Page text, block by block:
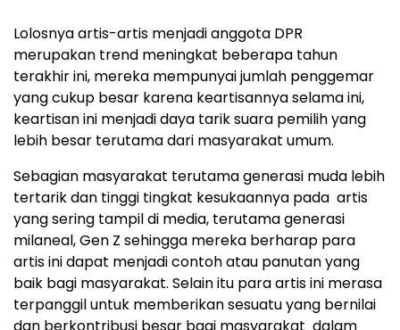
Lolosnya artis-artis menjadi anggota DPR
merupakan trend meningkat beberapa tahun
terakhir ini, mereka mempunyai jumlah penggemar
yang cukup besar karena keartisannya selama ini,
keartisan ini menjadi daya tarik suara pemilih yang
lebih besar terutama dari masyarakat umum.
Sebagian masyarakat terutama generasi muda lebih
tertarik dan tinggi tingkat kesukaannya pada artis
yang sering tampil di media, terutama generasi
milaneal, Gen Z sehingga mereka berharap para
artis ini dapat menjadi contoh atau panutan yang
baik bagi masyarakat. Selain itu para artis ini merasa
terpanggil untuk memberikan sesuatu yang bernilai
dan berkontribusi besar bagi masyarakat dalam